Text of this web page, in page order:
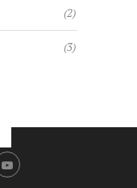
(2)
(3)